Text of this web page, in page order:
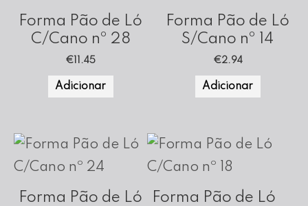
Forma Pão de Ló
C/Cano nº 28
€ 11.45
Adicionar
Forma Pão de Ló
S/Cano nº 14
€2.94
Adicionar
Forma Pão de Ló
Forma Pão de Ló